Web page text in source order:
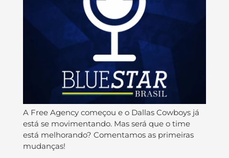
A Free Agency começou e o Dallas Cowboys já
está se movimentando. Mas será que o time
está melhorando? Comentamos as primeiras
mudanças!